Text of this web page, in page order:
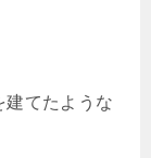
建てたような